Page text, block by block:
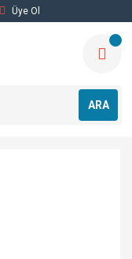
Üye Ol
ARA